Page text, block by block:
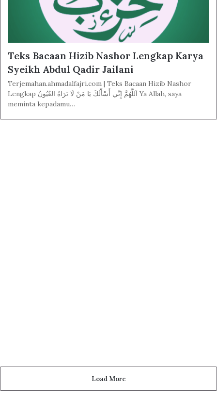
Teks Bacaan Hizib Nashor Lengkap Karya
Syeikh Abdul Qadir Jailani
Terjemahan.ahmadalfajri.com | Teks Bacaan Hizib Nashor
Lengkap اَللَّهُمَّ إِنَّي أَسْأَلُكَ يَا مَنْ لَا تَرَاهُ العُيُونُ Ya Allah, saya
meminta kepadamu…
Load More